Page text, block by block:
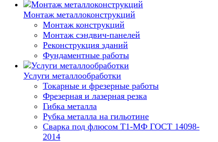
Монтаж металлоконструкций
Монтаж конструкций
Монтаж сэндвич-панелей
Реконструкция зданий
Фундаментные работы
Услуги металлообработки
Токарные и фрезерные работы
Фрезерная и лазерная резка
Гибка металла
Рубка металла на гильотине
Сварка под флюсом Т1-МФ ГОСТ 14098-
2014